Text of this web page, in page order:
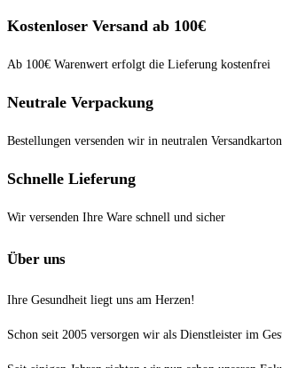
Kostenloser Versand ab 100€
Ab 100€ Warenwert erfolgt die Lieferung kostenfrei
Neutrale Verpackung
Bestellungen versenden wir in neutralen
Schnelle Lieferung
Wir versenden Ihre Ware schnell und sicher
Über uns
Ihre Gesundheit liegt uns am Herzen!
Schon seit 2005 versorgen wir als Dienstleister im